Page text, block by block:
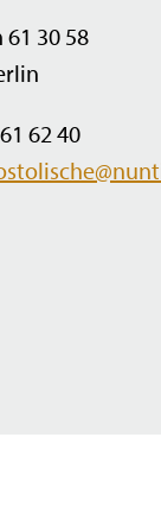
30 58
62 40